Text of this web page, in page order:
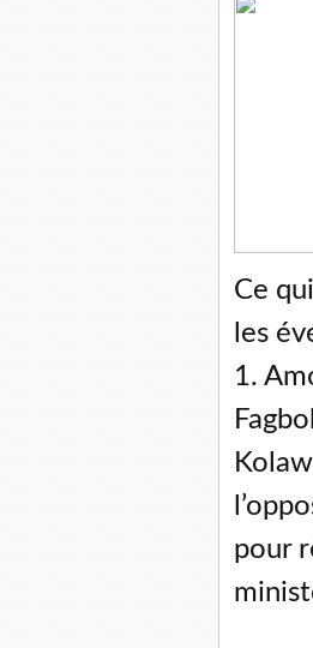
Ce
les
1.
pour